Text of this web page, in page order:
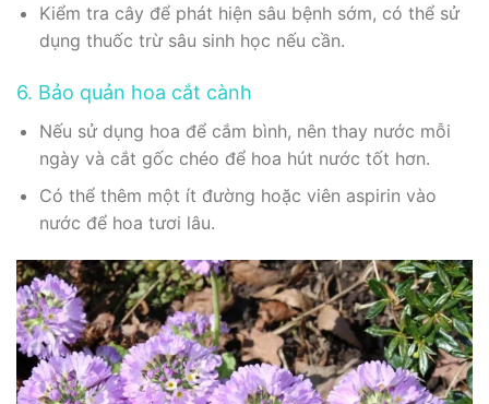
Kiểm tra cây để phát hiện sâu bệnh sớm, có thể sử
dụng thuốc trừ sâu sinh học nếu cần.
6. Bảo quản hoa cắt cành
Nếu sử dụng hoa để cắm bình, nên thay nước mỗi
ngày và cắt gốc chéo để hoa hút nước tốt hơn.
Có thể thêm một ít đường hoặc viên aspirin vào
nước để hoa tươi lâu.